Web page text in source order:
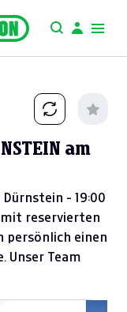
am
- 19:00
reservierten
persönlich einen
Unser Team